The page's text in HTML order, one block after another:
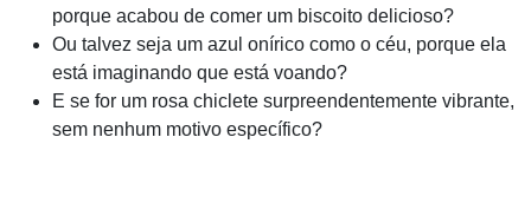
porque acabou de comer um biscoito delicioso?
Ou talvez seja um azul onírico como o céu, porque ela
está imaginando que está voando?
E se for um rosa chiclete surpreendentemente vibrante,
sem nenhum motivo específico?